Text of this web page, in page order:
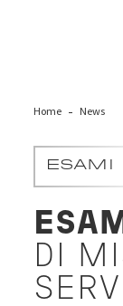
Home News
ESAMI
DI